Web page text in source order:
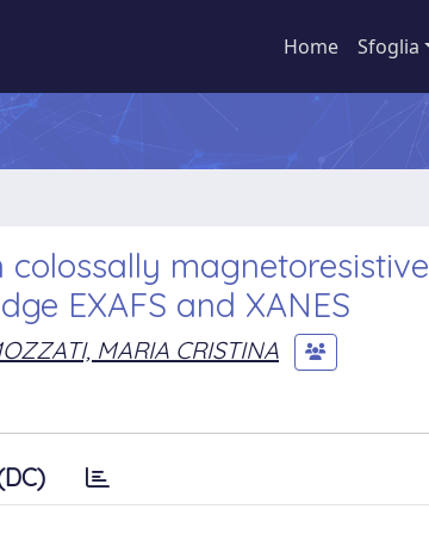
Home Sfoglia
magnetoresistive
EXAFS and XANES
MARIA CRISTINA